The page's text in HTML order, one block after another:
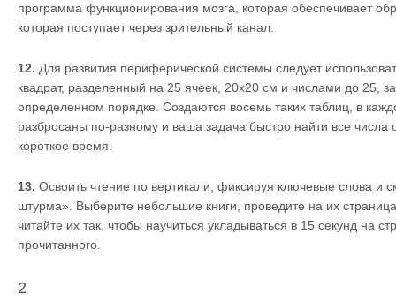
программа функционирования мозга, которая обеспечивает
которая поступает через зрительный канал.
12. Для развития периферической системы следует
квадрат, разделенный на 25 ячеек, 20х20 см и числами до 25,
определенном порядке. Создаются восемь таких таблиц, в
разбросаны по-разному и ваша задача быстро найти все числа
короткое время.
13. Освоить чтение по вертикали, фиксируя ключевые слова и
штурма». Выберите небольшие книги, проведите на их
читайте их так, чтобы научиться укладываться в 15 секунд на
прочитанного.
2